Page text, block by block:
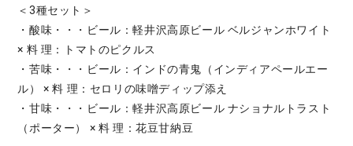
＜3種セット＞
・酸味・・・ビール：軽井沢高原ビール ベルジャンホワイト
× 料 理：トマトのピクルス
・苦味・・・ビール：インドの⻘⻤（インディアペールエー
ル） × 料 理：セロリの味噌ディップ添え
・甘味・・・ビール：軽井沢高原ビール ナショナルトラスト
（ポーター） × 料 理：花豆甘納豆